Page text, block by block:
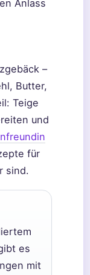
Anlass
–
Butter,
Teige
und
für
sind.
es
mit